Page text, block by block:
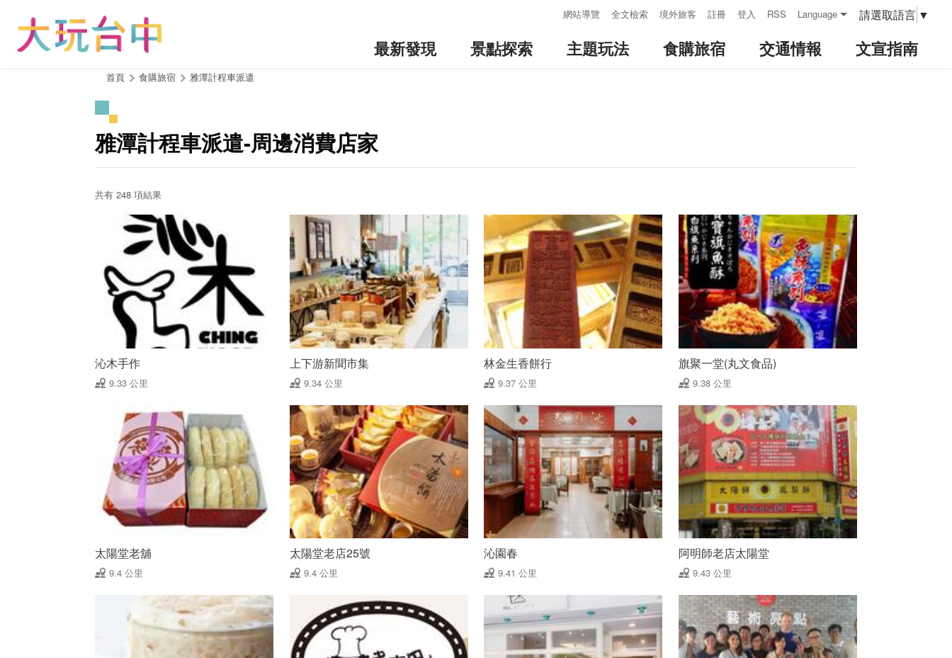
網站導覽 全文檢索 境外旅客 註冊 登入 RSS Language 請選取語言 ▼
最新發現 景點探索 主題玩法 食購旅宿 交通情報 文宣指南
首頁 食購旅宿 雅潭計程車派遣
雅潭計程車派遣-周邊消費店家
共有 248 項結果
沁木手作
9.33 公里
上下游新聞市集
9.34 公里
林金生香餅行
9.37 公里
旗聚一堂(丸文食品)
9.38 公里
太陽堂老舖
9.4 公里
太陽堂老店25號
9.4 公里
沁園春
9.41 公里
阿明師老店太陽堂
9.43 公里